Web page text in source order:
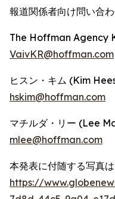
報道関係者向け問い合わ
The Hoffman Agency
VaivKR@hoffman.com
ヒスン・キム (Kim
hskim@hoffman.com
マチルダ・リー (Lee
mlee@hoffman.com
本発表に付随する写真
https://